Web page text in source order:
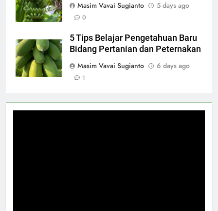
Masim Vavai Sugianto
5 days ago
0
5 Tips Belajar Pengetahuan Baru
Bidang Pertanian dan Peternakan
Masim Vavai Sugianto
6 days ago
1